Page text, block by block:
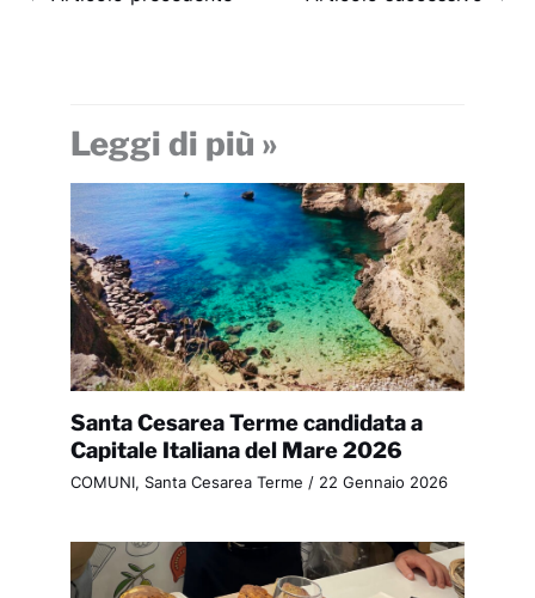
Leggi di più »
Santa Cesarea Terme candidata a
Capitale Italiana del Mare 2026
COMUNI, Santa Cesarea Terme / 22 Gennaio 2026